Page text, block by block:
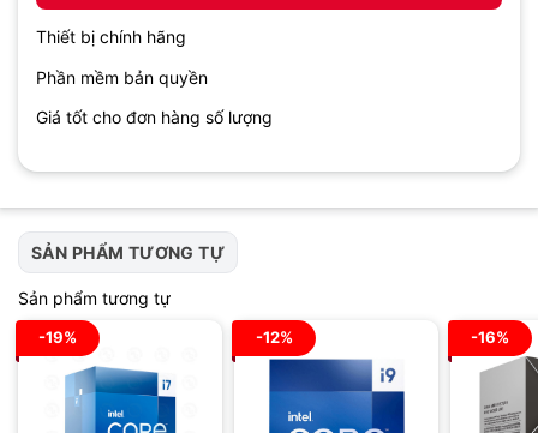
Thiết bị chính hãng
Phần mềm bản quyền
Giá tốt cho đơn hàng số lượng
SẢN PHẨM TƯƠNG TỰ
Sản phẩm tương tự
-19% -12% -16%